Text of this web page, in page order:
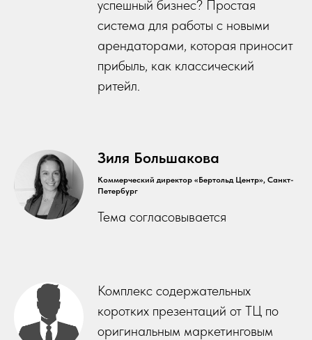
успешный бизнес? Простая
система для работы с новыми
арендаторами, которая приносит
прибыль, как классический
ритейл.
Зиля Большакова
Коммерческий директор «Бертольд Центр», Санкт-
Петербург
Тема согласовывается
Комплекс содержательных
коротких презентаций от ТЦ по
оригинальным маркетинговым